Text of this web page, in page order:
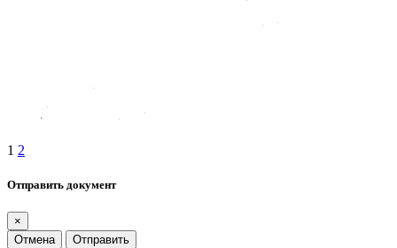
1 2
Отправить документ
×
Отмена
Отправить